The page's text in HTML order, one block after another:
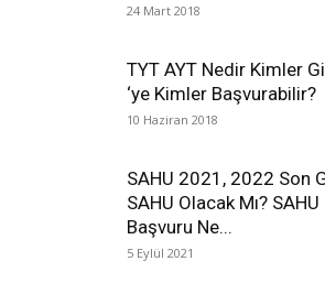
24 Mart 2018
TYT AYT Nedir Kimler
‘ye Kimler Başvurabilir?
10 Haziran 2018
SAHU 2021, 2022 Son
SAHU Olacak Mı?
Başvuru Ne...
5 Eylül 2021